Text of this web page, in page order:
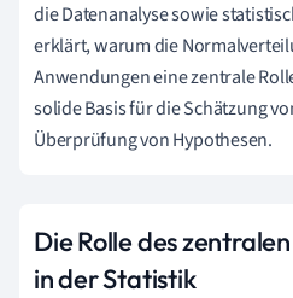
die Datenanalyse sowie
erklärt, warum die
Anwendungen eine zentrale
solide Basis für die Schätzung
Überprüfung von Hypothesen.
Die Rolle des
in der Statistik